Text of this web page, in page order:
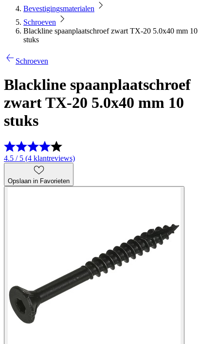
Bevestigingsmaterialen
Schroeven
Blackline spaanplaatschroef zwart TX-20 5.0x40 mm 10
stuks
Schroeven
Blackline spaanplaatschroef
zwart TX-20 5.0x40 mm 10
stuks
4.5 / 5 (4 klantreviews)
Opslaan in Favorieten